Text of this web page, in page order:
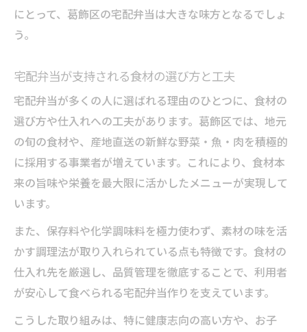
にとって、葛飾区の宅配弁当は大きな味方となるでしょ
う。
宅配弁当が支持される食材の選び方と工夫
宅配弁当が多くの人に選ばれる理由のひとつに、食材の
選び方や仕入れへの工夫があります。葛飾区では、地元
の旬の食材や、産地直送の新鮮な野菜・魚・肉を積極的
に採用する事業者が増えています。これにより、食材本
来の旨味や栄養を最大限に活かしたメニューが実現して
います。
また、保存料や化学調味料を極力使わず、素材の味を活
かす調理法が取り入れられている点も特徴です。食材の
仕入れ先を厳選し、品質管理を徹底することで、利用者
が安心して食べられる宅配弁当作りを支えています。
こうした取り組みは、特に健康志向の高い方や、お子